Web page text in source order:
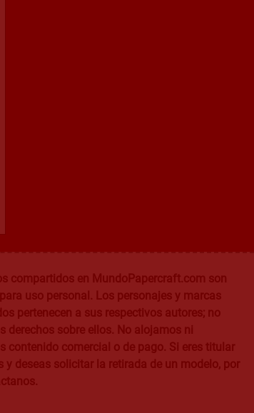
compartidos en MundoPapercraft.com son
uso personal. Los personajes y marcas
pertenecen a sus respectivos autores; no
derechos sobre ellos. No alojamos ni
contenido comercial o de pago. Si eres titular
y deseas solicitar la retirada de un modelo, por